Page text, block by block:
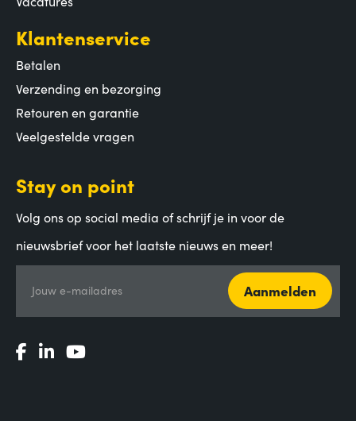
Klantenservice
Betalen
Verzending en bezorging
Retouren en garantie
Veelgestelde vragen
Stay on point
Volg ons op social media of schrijf je in voor de
nieuwsbrief voor het laatste nieuws en meer!
Jouw e-mailadres Aanmelden